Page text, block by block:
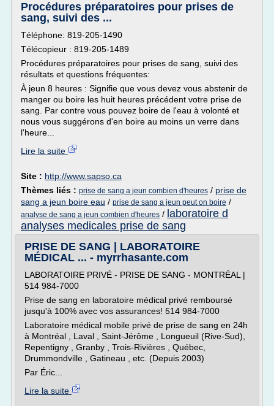
Procédures préparatoires pour prises de
sang, suivi des ...
Téléphone: 819-205-1490
Télécopieur : 819-205-1489
Procédures préparatoires pour prises de sang, suivi des
résultats et questions fréquentes:
À jeun 8 heures : Signifie que vous devez vous abstenir de
manger ou boire les huit heures précédent votre prise de
sang. Par contre vous pouvez boire de l'eau à volonté et
nous vous suggérons d'en boire au moins un verre dans
l'heure...
Lire la suite
Site : http://www.sapso.ca
Thèmes liés : prise de sang a jeun combien d'heures / prise de
sang a jeun boire eau / prise de sang a jeun peut on boire /
analyse de sang a jeun combien d'heures / laboratoire d
analyses medicales prise de sang
PRISE DE SANG | LABORATOIRE
MÉDICAL ... - myrrhasante.com
LABORATOIRE PRIVÉ - PRISE DE SANG - MONTRÉAL |
514 984-7000
Prise de sang en laboratoire médical privé remboursé
jusqu'à 100% avec vos assurances! 514 984-7000
Laboratoire médical mobile privé de prise de sang en 24h
à Montréal , Laval , Saint-Jérôme , Longueuil (Rive-Sud),
Repentigny , Granby , Trois-Rivières , Québec,
Drummondville , Gatineau , etc. (Depuis 2003)
Par Éric...
Lire la suite